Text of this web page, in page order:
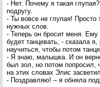
- Нет. Почему я такая
подругу.
- Ты вовсе не глупая! Просто
нужных слов.
- Теперь он бросит меня.
будет танцевать, - сказала
научиться, чтобы потом
- Я знаю, малышка. И он
был зол, но потом попросил,
на этих словах Элис
- Поздравляю! – я обняла